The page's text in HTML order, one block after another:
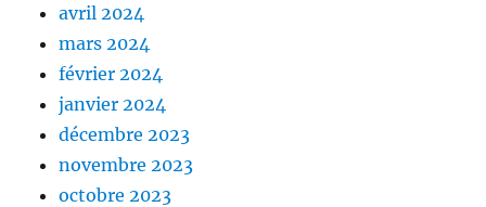
avril 2024
mars 2024
février 2024
janvier 2024
décembre 2023
novembre 2023
octobre 2023